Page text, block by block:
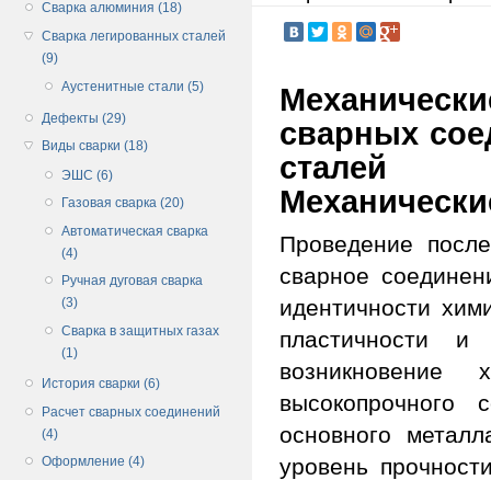
Сварка алюминия (18)
Сварка легированных сталей
(9)
Аустенитные стали (5)
Дефекты (29)
Виды сварки (18)
ЭШС (6)
Газовая сварка (20)
Автоматическая сварка
(4)
Ручная дуговая сварка
(3)
Сварка в защитных газах
(1)
История сварки (6)
Расчет сварных соединений
(4)
Оформление (4)
сварных
сталей
Проведение
сварное
идентичности
пластичности
высокопрочного
основного
уровень